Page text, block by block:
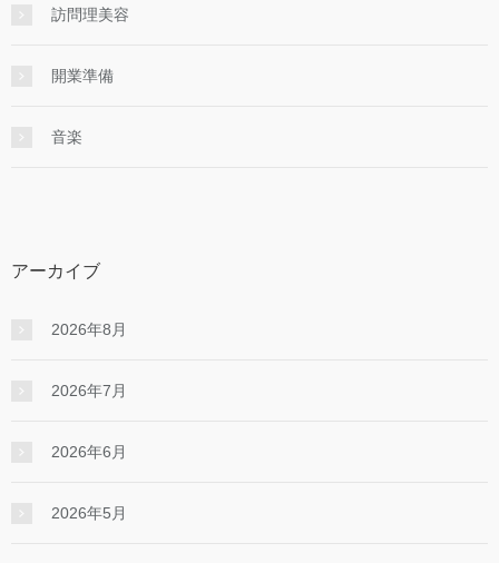
訪問理美容
開業準備
音楽
アーカイブ
2026年8月
2026年7月
2026年6月
2026年5月